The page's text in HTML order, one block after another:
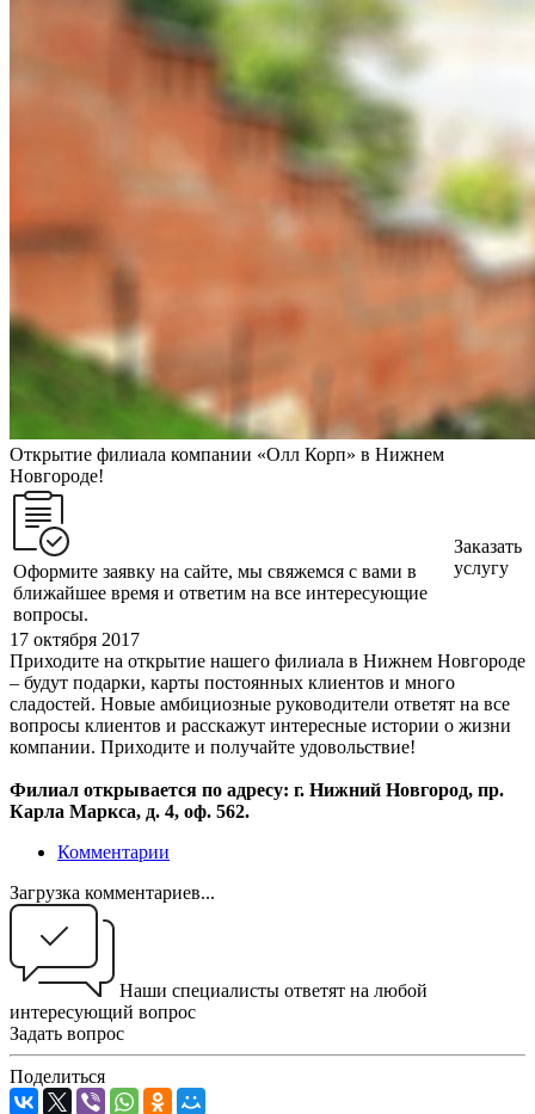
Открытие филиала компании «Олл Корп» в Нижнем
Новгороде!
Оформите заявку на сайте, мы свяжемся с вами в
ближайшее время и ответим на все интересующие
вопросы.
Заказать
услугу
17 октября 2017
Приходите на открытие нашего филиала в Нижнем Новгороде
– будут подарки, карты постоянных клиентов и много
сладостей. Новые амбициозные руководители ответят на все
вопросы клиентов и расскажут интересные истории о жизни
компании. Приходите и получайте удовольствие!
Филиал открывается по адресу: г. Нижний Новгород, пр.
Карла Маркса, д. 4, оф. 562.
Комментарии
Загрузка комментариев...
Наши специалисты ответят на любой
интересующий вопрос
Задать вопрос
Поделиться